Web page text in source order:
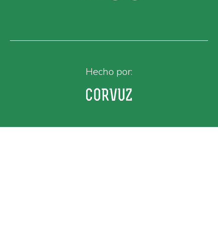
Hecho por: